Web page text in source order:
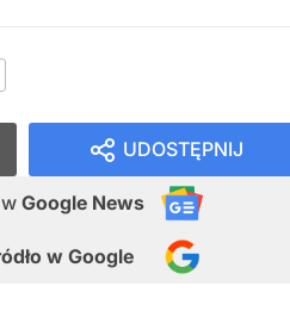
UDOSTĘPNIJ
w Google News
w Google